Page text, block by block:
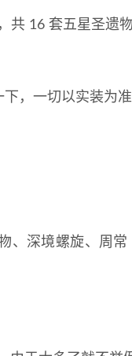
共 16 套五星圣遗
，一切以实装为准
、深境螺旋、周